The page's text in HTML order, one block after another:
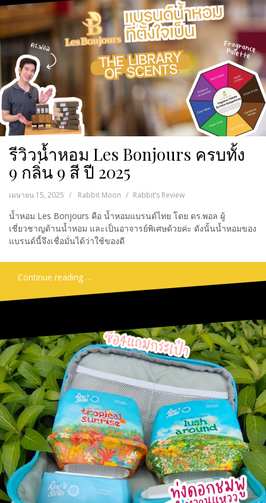
รีวิวน้ำหอม Les Bonjours ครบทั้ง
9 กลิ่น 9 สี ปี 2025
เมษายน 15, 2025 Rabbit Moon Rabbit’s Review
น้ำหอม Les Bonjours คือ น้ำหอมแบรนด์ไทย โดย ดร.พอล ผู้
เชี่ยวชาญด้านน้ำหอม และเป็นอาจารย์พิเศษด้วยค่ะ ดังนั้นน้ำหอมของ
แบรนด์นี้จึงเชื่อมั่นได้ว่าใช้ของดี
Continue reading …